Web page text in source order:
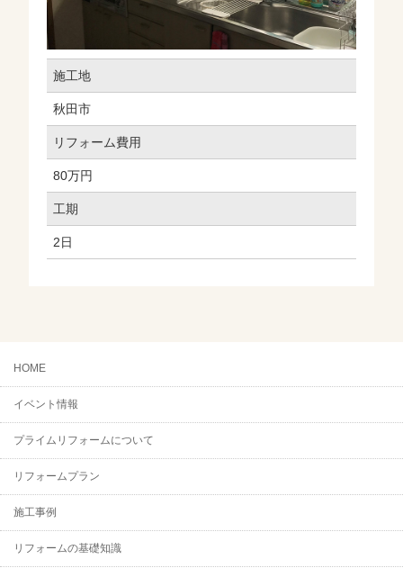
施工地
秋田市
リフォーム費用
80万円
工期
2日
HOME
イベント情報
プライムリフォームについて
リフォームプラン
施工事例
リフォームの基礎知識